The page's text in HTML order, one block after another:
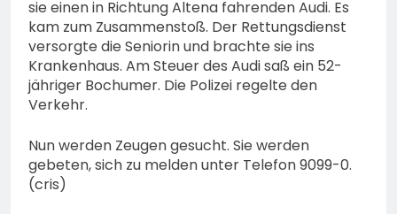
sie einen in Richtung Altena fahrenden Audi. Es
kam zum Zusammenstoß. Der Rettungsdienst
versorgte die Seniorin und brachte sie ins
Krankenhaus. Am Steuer des Audi saß ein 52-
jähriger Bochumer. Die Polizei regelte den
Verkehr.
Nun werden Zeugen gesucht. Sie werden
gebeten, sich zu melden unter Telefon 9099-0.
(cris)